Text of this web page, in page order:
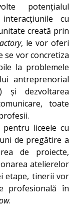
potențialul
cu
creată prin
, le vor oferi
se vor concretiza
la problemele
antreprenorial
dezvoltarea
toate
liceele cu
de pregătire a
de proiecte,
atelierelor
etape, tinerii vor
profesională în
.